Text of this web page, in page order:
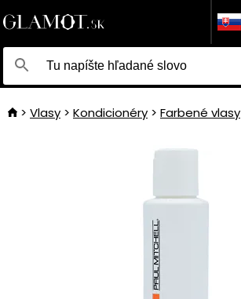
Vlasy Kondicionéry Farbené vlasy